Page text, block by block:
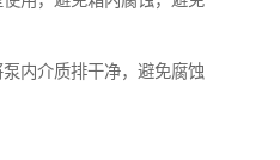
内介质排干净，避免腐蚀